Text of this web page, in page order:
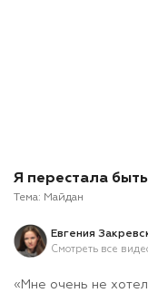
Я перестала
Тема: Майдан
Евгения
Смотреть все
« Мне очень не